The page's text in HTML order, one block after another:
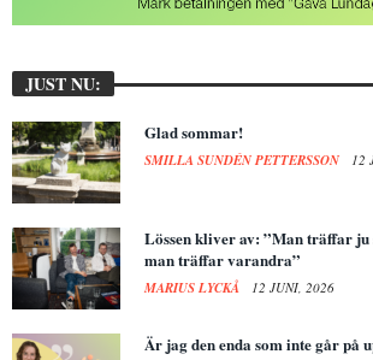
JUST NU:
Glad sommar!
SMILLA SUNDÉN PETTERSSON 12
Lössen kliver av: ”Man träffar
man träffar varandra”
MARIUS LYCKÅ 12 JUNI, 2026
Är jag den enda som inte går på